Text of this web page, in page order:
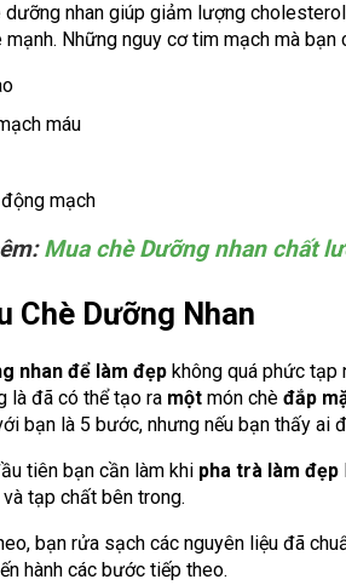
dưỡng nhan giúp giảm lượng
Những nguy cơ tim mạch mà
máu
mạch
Mua chè Dưỡng nhan chất
Chè Dưỡng Nhan
nhan để làm đẹp không quá phức tạp
là đã có thể tạo ra một món chè đắp
bạn là 5 bước, nhưng nếu bạn thấy
tiên bạn cần làm khi pha trà làm đẹp
tạp chất bên trong.
bạn rửa sạch các nguyên liệu đã
hành các bước tiếp theo.